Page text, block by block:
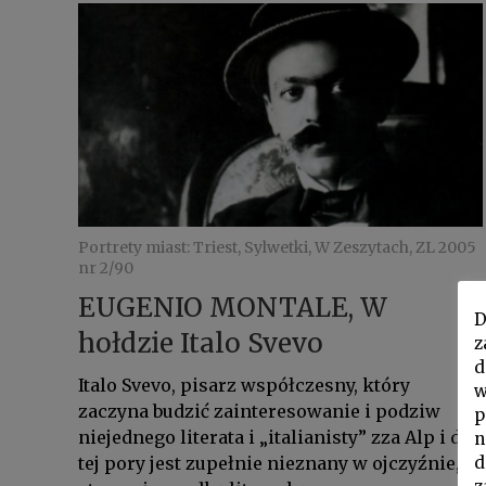
Portrety miast: Triest, Sylwetki, W Zeszytach, ZL 2005
nr 2/90
EUGENIO MONTALE, W
hołdzie Italo Svevo
Italo Svevo, pisarz współczesny, który
zaczyna budzić zainteresowanie i podziw
niejednego literata i „italianisty” zza Alp i do
tej pory jest zupełnie nieznany w ojczyźnie,